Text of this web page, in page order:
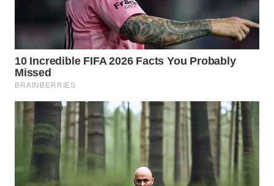
SUMEDANG
WN
CIANJUR
WN
KEPULAUAN
SERIBU
TANGERANG